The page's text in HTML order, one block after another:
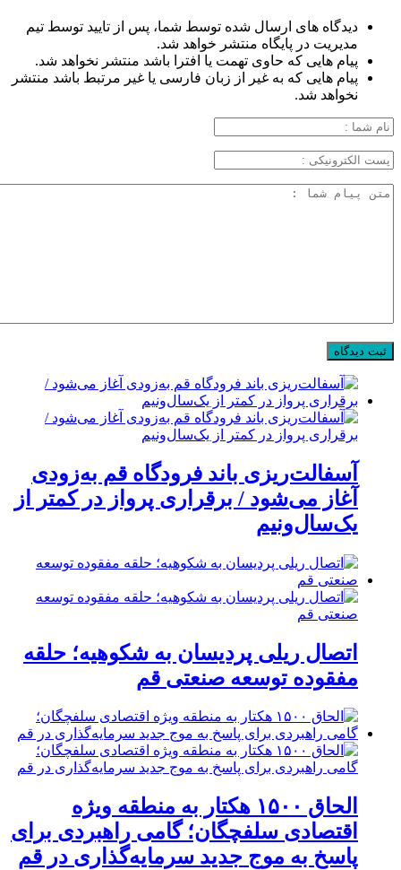
دیدگاه های ارسال شده توسط شما، پس از تایید توسط تیم
مدیریت در پایگاه منتشر خواهد شد.
پیام هایی که حاوی تهمت یا افترا باشد منتشر نخواهد شد.
پیام هایی که به غیر از زبان فارسی یا غیر مرتبط باشد منتشر
نخواهد شد.
آسفالت‌ریزی باند فرودگاه قم به‌زودی
آغاز می‌شود / برقراری پرواز در کمتر از
یک‌سال‌ونیم
اتصال ریلی پردیسان به شکوهیه؛ حلقه
مفقوده توسعه صنعتی قم
الحاق ۱۵۰۰ هکتار به منطقه ویژه
اقتصادی سلفچگان؛ گامی راهبردی برای
پاسخ به موج جدید سرمایه‌گذاری در قم